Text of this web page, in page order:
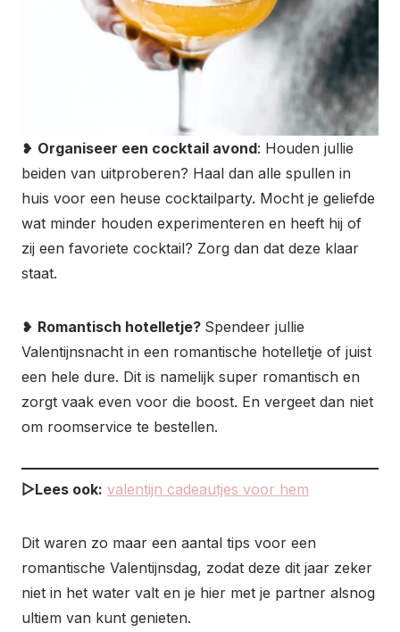
❥ Organiseer een cocktail avond: Houden jullie
beiden van uitproberen? Haal dan alle spullen in
huis voor een heuse cocktailparty. Mocht je geliefde
wat minder houden experimenteren en heeft hij of
zij een favoriete cocktail? Zorg dan dat deze klaar
staat.
❥ Romantisch hotelletje? Spendeer jullie
Valentijnsnacht in een romantische hotelletje of juist
een hele dure. Dit is namelijk super romantisch en
zorgt vaak even voor die boost. En vergeet dan niet
om roomservice te bestellen.
▷Lees ook: valentijn cadeautjes voor hem
Dit waren zo maar een aantal tips voor een
romantische Valentijnsdag, zodat deze dit jaar zeker
niet in het water valt en je hier met je partner alsnog
ultiem van kunt genieten.